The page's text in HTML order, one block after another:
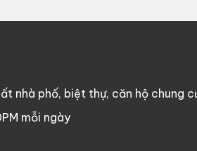
nhà phố, biệt thự, căn hộ chung
mỗi ngày